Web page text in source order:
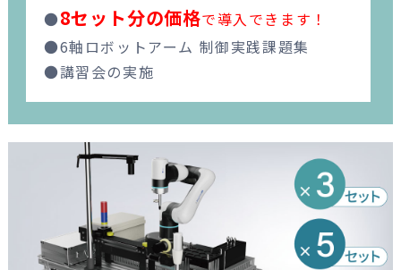
●8セット分の価格で導入できます！
●6軸ロボットアーム 制御実践課題集
●講習会の実施